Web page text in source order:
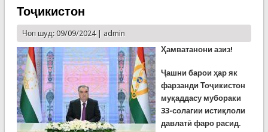
Тоҷикистон
Чоп шуд: 09/09/2024 | admin
Ҳамватанони азиз!
Ҷашни барои ҳар як
фарзанди Тоҷикистон
муқаддасу мубораки
33-солагии истиқлоли
давлатӣ фаро расид.